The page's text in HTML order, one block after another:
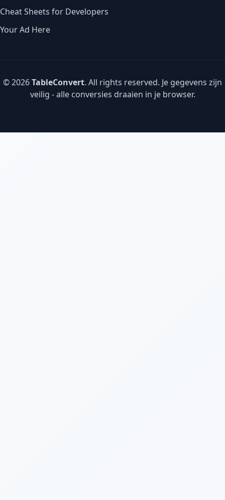
Cheat Sheets for Developers
Your Ad Here
© 2026TableConvert. All rights reserved. Je gegevens zijn
veilig - alle conversies draaien in je browser.